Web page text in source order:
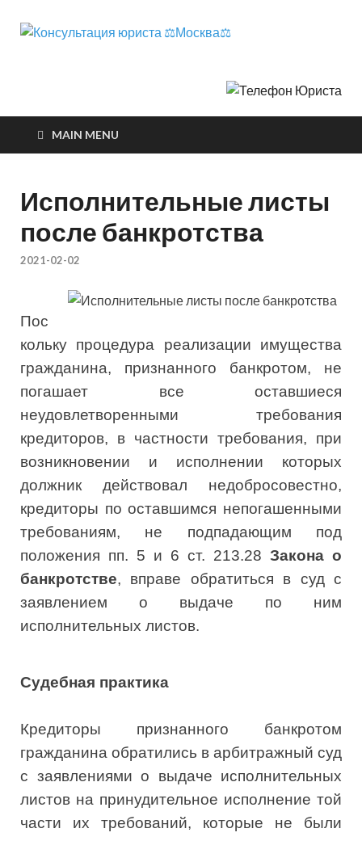
юриста
MAIN MENU
Исполнительные листы
после банкротства
2021-02-02
Пос
кольку процедура реализации имущества
гражданина, признанного банкротом, не
погашает все оставшиеся
неудовлетворенными требования
кредиторов, в частности требования, при
возникновении и исполнении которых
должник действовал недобросовестно,
кредиторы по оставшимся непогашенными
требованиям, не подпадающим под
положения пп. 5 и 6 ст. 213.28 Закона о
банкротстве, вправе обратиться в суд с
заявлением о выдаче по ним
исполнительных листов.
Судебная практика
Кредиторы признанного банкротом
гражданина обратились в арбитражный суд
с заявлениями о выдаче исполнительных
листов на принудительное исполнение той
части их требований, которые не были